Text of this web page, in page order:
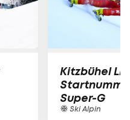
Kitzbühel
Super-G
Ski Alpin